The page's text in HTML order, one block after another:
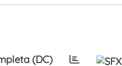
(DC)